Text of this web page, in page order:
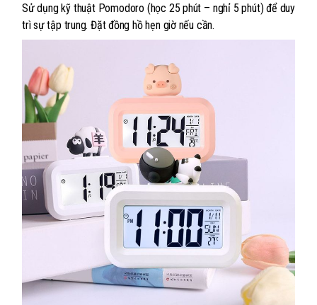
Sử dụng kỹ thuật Pomodoro (học 25 phút – nghỉ 5 phút) để duy
trì sự tập trung. Đặt đồng hồ hẹn giờ nếu cần.